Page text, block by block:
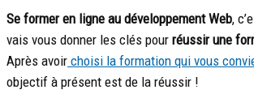
Se former en ligne au développement Web,
vais vous donner les clés pour réussir une
Après avoir choisi la formation qui vous
objectif à présent est de la réussir !